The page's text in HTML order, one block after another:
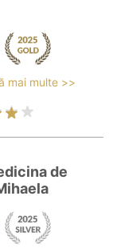
mai multe >>
de